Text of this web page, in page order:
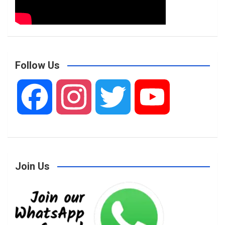
Follow Us
e
s i u
Join Us